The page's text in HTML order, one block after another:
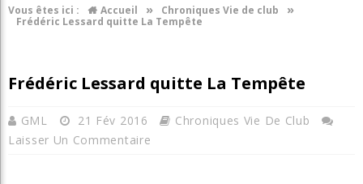
Vous êtes ici : Accueil » Chroniques Vie de club »
Frédéric Lessard quitte La Tempête
Frédéric Lessard quitte La Tempête
GML 21 Fév 2016
Chroniques Vie De Club
Laisser Un Commentaire